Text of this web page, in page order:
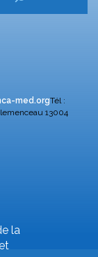
med.orgTél :
13004
la